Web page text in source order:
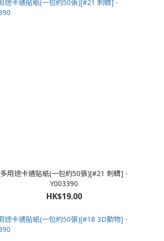
多用途卡通貼紙(一包約50張)[#21 刺蝟] -
Y003390
HK$19.00